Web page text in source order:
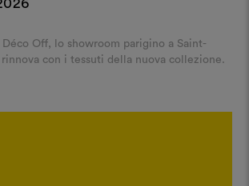
Déco Off, lo showroom parigino a Saint-
rinnova con i tessuti della nuova collezione.